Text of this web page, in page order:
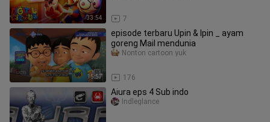
33:54 7
15:57
episode terbaru Upin & Ipin _ ayam
goreng Mail mendunia
176
Nonton cartoon yuk
Aiura eps 4 Sub indo
Indleglance